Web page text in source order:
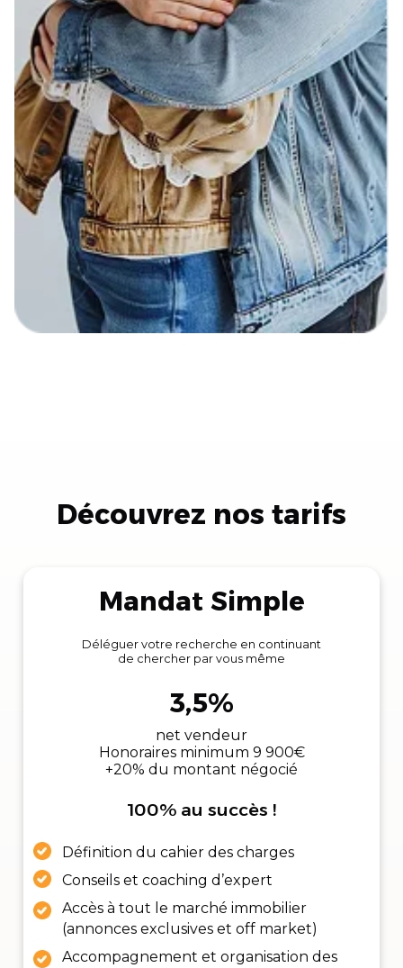
Découvrez nos tarifs
Mandat Simple
Déléguer votre recherche en continuant
de chercher par vous même
3,5%
net vendeur
Honoraires minimum 9 900€
+20% du montant négocié
100% au succès !
Définition du cahier des charges
Conseils et coaching d’expert
Accès à tout le marché immobilier
(annonces exclusives et off market)
Accompagnement et organisation des